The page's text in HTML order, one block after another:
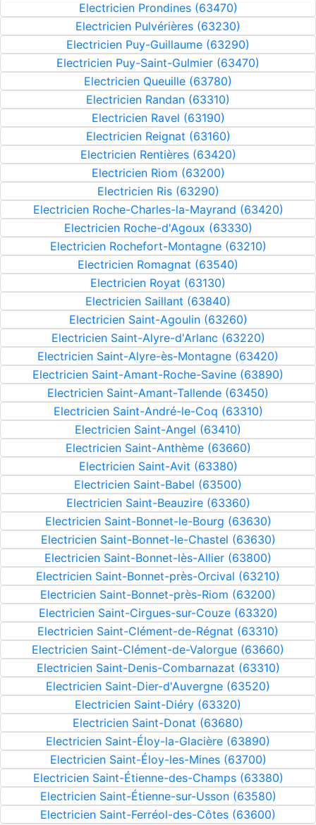
Electricien Prondines (63470)
Electricien Pulvérières (63230)
Electricien Puy-Guillaume (63290)
Electricien Puy-Saint-Gulmier (63470)
Electricien Queuille (63780)
Electricien Randan (63310)
Electricien Ravel (63190)
Electricien Reignat (63160)
Electricien Rentières (63420)
Electricien Riom (63200)
Electricien Ris (63290)
Electricien Roche-Charles-la-Mayrand (63420)
Electricien Roche-d'Agoux (63330)
Electricien Rochefort-Montagne (63210)
Electricien Romagnat (63540)
Electricien Royat (63130)
Electricien Saillant (63840)
Electricien Saint-Agoulin (63260)
Electricien Saint-Alyre-d'Arlanc (63220)
Electricien Saint-Alyre-ès-Montagne (63420)
Electricien Saint-Amant-Roche-Savine (63890)
Electricien Saint-Amant-Tallende (63450)
Electricien Saint-André-le-Coq (63310)
Electricien Saint-Angel (63410)
Electricien Saint-Anthème (63660)
Electricien Saint-Avit (63380)
Electricien Saint-Babel (63500)
Electricien Saint-Beauzire (63360)
Electricien Saint-Bonnet-le-Bourg (63630)
Electricien Saint-Bonnet-le-Chastel (63630)
Electricien Saint-Bonnet-lès-Allier (63800)
Electricien Saint-Bonnet-près-Orcival (63210)
Electricien Saint-Bonnet-près-Riom (63200)
Electricien Saint-Cirgues-sur-Couze (63320)
Electricien Saint-Clément-de-Régnat (63310)
Electricien Saint-Clément-de-Valorgue (63660)
Electricien Saint-Denis-Combarnazat (63310)
Electricien Saint-Dier-d'Auvergne (63520)
Electricien Saint-Diéry (63320)
Electricien Saint-Donat (63680)
Electricien Saint-Éloy-la-Glacière (63890)
Electricien Saint-Éloy-les-Mines (63700)
Electricien Saint-Étienne-des-Champs (63380)
Electricien Saint-Étienne-sur-Usson (63580)
Electricien Saint-Ferréol-des-Côtes (63600)